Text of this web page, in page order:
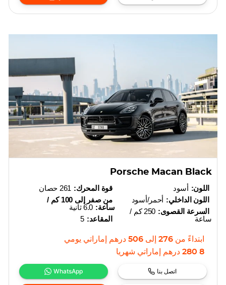
Porsche Macan Black
قوة المحرك: 261 حصان
من صفر إلى 100 كم /
ساعة: 6.0 ثانية
المقاعد: 5
اللون: أسود
اللون الداخلي: أحمر/أسود
السرعة القصوى:
250 كم /
ساعة
ابتداءً من 276 إلى 506 درهم إماراتي يومي
8 280
درهم إماراتي شهريا
WhatsApp اتصل بنا